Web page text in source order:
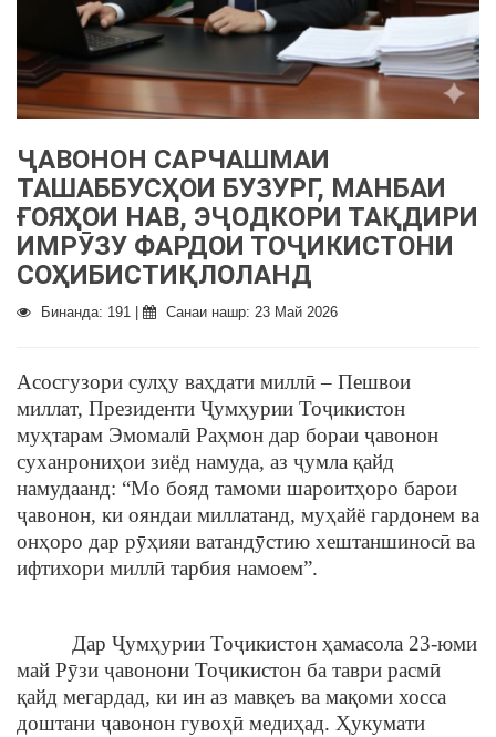
ҶАВОНОН САРЧАШМАИ
ТАШАББУСҲОИ БУЗУРГ, МАНБАИ
ҒОЯҲОИ НАВ, ЭҶОДКОРИ ТАҚДИРИ
ИМРӮЗУ ФАРДОИ ТОҶИКИСТОНИ
СОҲИБИСТИҚЛОЛАНД
Бинанда: 191 | Санаи нашр: 23 Май 2026
Асосгузори сулҳу ваҳдати миллӣ – Пешвои
миллат, Президенти Ҷумҳурии Тоҷикистон
муҳтарам Эмомалӣ Раҳмон дар бораи ҷавонон
суханрониҳои зиёд намуда, аз ҷумла қайд
намудаанд: “Мо бояд тамоми шароитҳоро барои
ҷавонон, ки ояндаи миллатанд, муҳайё гардонем ва
онҳоро дар рӯҳияи ватандӯстию хештаншиносӣ ва
ифтихори миллӣ тарбия намоем”.
Дар Ҷумҳурии Тоҷикистон ҳамасола 23-юми
май Рӯзи ҷавонони Тоҷикистон ба таври расмӣ
қайд мегардад, ки ин аз мавқеъ ва мақоми хосса
доштани ҷавонон гувоҳӣ медиҳад. Ҳукумати